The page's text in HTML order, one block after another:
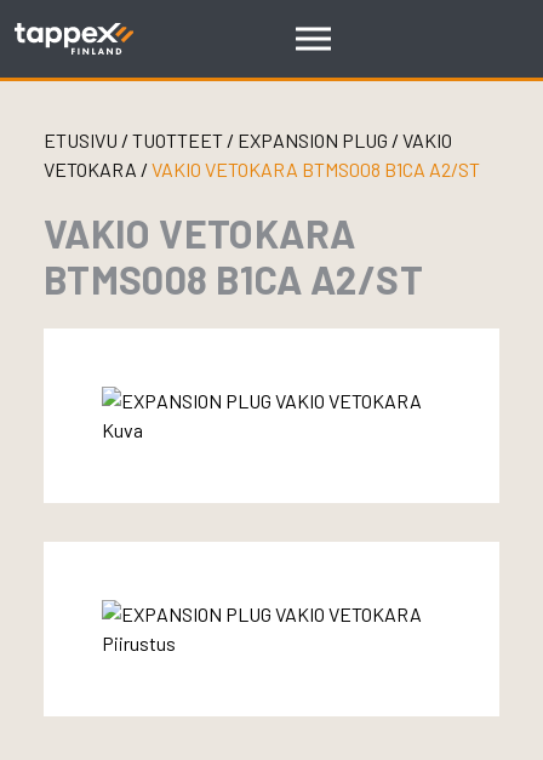
ETUSIVU / TUOTTEET/ EXPANSION PLUG / VAKIO
VETOKARA / VAKIO VETOKARA BTMS008 B1CA A2/ST
VAKIO VETOKARA
BTMS008 B1CA A2/ST